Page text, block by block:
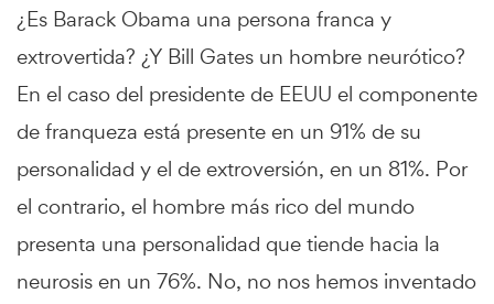
¿Es Barack Obama una persona franca y
extrovertida? ¿Y Bill Gates un hombre neurótico?
En el caso del presidente de EEUU el componente
de franqueza está presente en un 91% de su
personalidad y el de extroversión, en un 81%. Por
el contrario, el hombre más rico del mundo
presenta una personalidad que tiende hacia la
neurosis en un 76%. No, no nos hemos inventado